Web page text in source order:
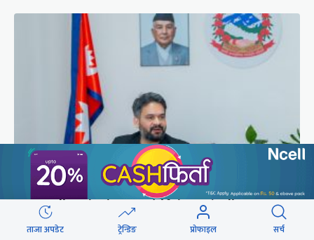
प्रधानमन्त्री बालेनले ल्याएको विधेयक संसदीय
समितिबाट जस्ताको तस्तै सदर
ताजा अपडेट ट्रेन्डिङ प्रोफाइल सर्च